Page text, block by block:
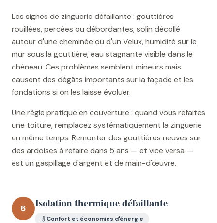
Les signes de zinguerie défaillante : gouttières
rouillées, percées ou débordantes, solin décollé
autour d'une cheminée ou d'un Velux, humidité sur le
mur sous la gouttière, eau stagnante visible dans le
chéneau. Ces problèmes semblent mineurs mais
causent des dégâts importants sur la façade et les
fondations si on les laisse évoluer.
Une règle pratique en couverture : quand vous refaites
une toiture, remplacez systématiquement la zinguerie
en même temps. Remonter des gouttières neuves sur
des ardoises à refaire dans 5 ans — et vice versa —
est un gaspillage d'argent et de main-d'œuvre.
6 Isolation thermique défaillante
Confort et économies d'énergie